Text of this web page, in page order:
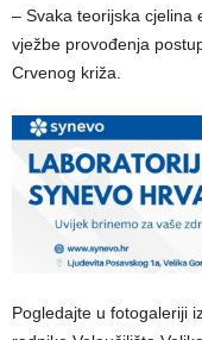
– Svaka teorijska cjelina
vježbe provođenja
Crvenog križa.
Pogledajte u fotogaleriji